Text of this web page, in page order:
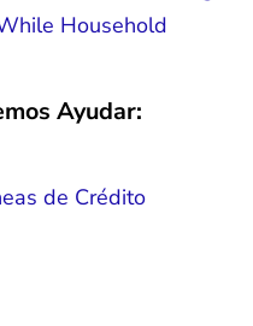
Household
Ayudar:
de Crédito